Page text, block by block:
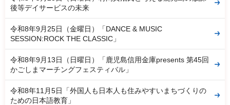
後等デイサービスの未来
令和8年9月25日（金曜日）「DANCE & MUSIC
SESSION:ROCK THE CLASSIC」
令和8年9月13日（日曜日）「鹿児島信用金庫presents 第45回
かごしまマーチングフェスティバル」
令和8年11月5日「外国人も日本人も住みやすいまちづくりの
ための日本語教育」